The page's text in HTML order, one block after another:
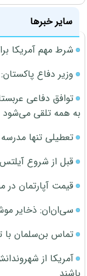
سایر خبرها
شرط مهم آمریکا
وزیر دفاع
توافق دفاعی
به همه تلقی می‌شود
تعطیلی تنها
قبل از شروع
قیمت آپارتمان در منطقه 22 تهران
سی‌ان‌ان: ذخایر
تماس بن‌سلمان با
آمریکا از